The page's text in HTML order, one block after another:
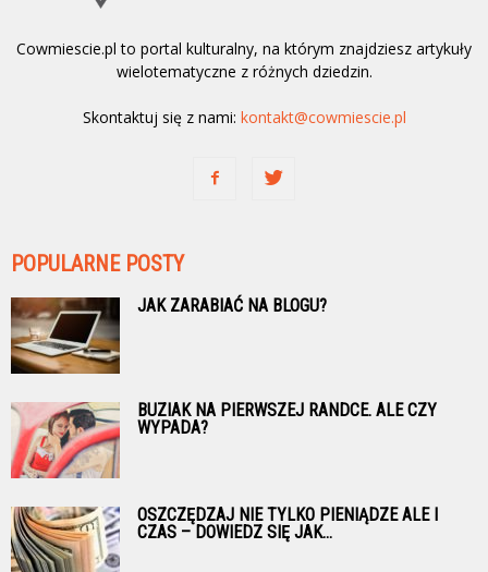
Cowmiescie.pl to portal kulturalny, na którym znajdziesz artykuły
wielotematyczne z różnych dziedzin.
Skontaktuj się z nami: kontakt@cowmiescie.pl
POPULARNE POSTY
JAK ZARABIAĆ NA BLOGU?
BUZIAK NA PIERWSZEJ RANDCE. ALE CZY
WYPADA?
OSZCZĘDZAJ NIE TYLKO PIENIĄDZE ALE I
CZAS – DOWIEDZ SIĘ JAK...